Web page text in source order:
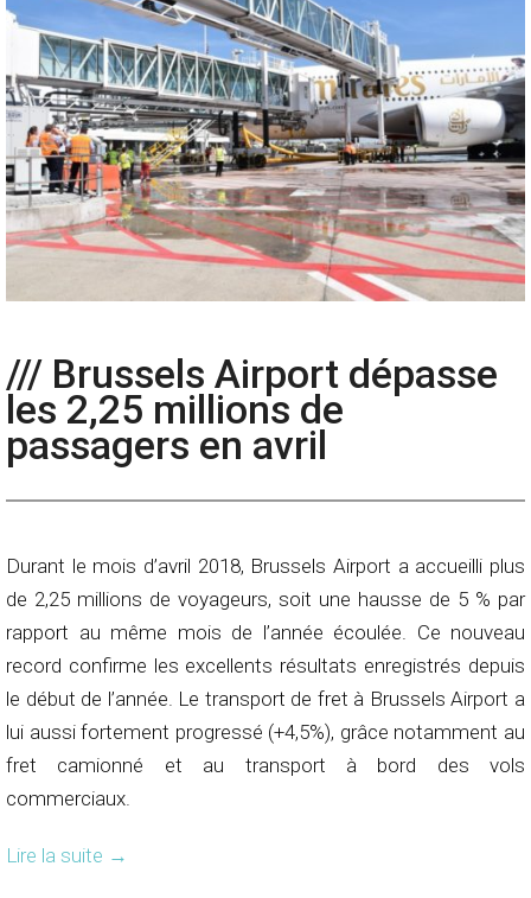
/// Brussels Airport dépasse
les 2,25 millions de
passagers en avril
Durant le mois d’avril 2018, Brussels Airport a accueilli plus
de 2,25 millions de voyageurs, soit une hausse de 5 % par
rapport au même mois de l’année écoulée. Ce nouveau
record confirme les excellents résultats enregistrés depuis
le début de l’année. Le transport de fret à Brussels Airport a
lui aussi fortement progressé (+4,5%), grâce notamment au
fret camionné et au transport à bord des vols
commerciaux.
Lire la suite →